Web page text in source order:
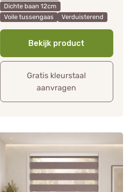
Dichte baan 12cm
Voile tussengaas
Verduisterend
Bekijk product
Gratis kleurstaal
aanvragen